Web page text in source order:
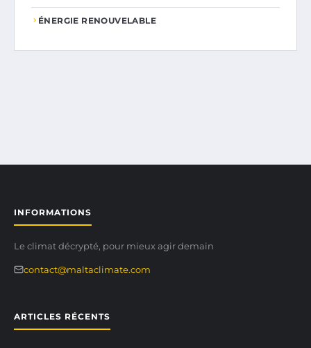
ÉNERGIE RENOUVELABLE
INFORMATIONS
Le climat décrypté, pour mieux agir demain
contact@maltaclimate.com
ARTICLES RÉCENTS